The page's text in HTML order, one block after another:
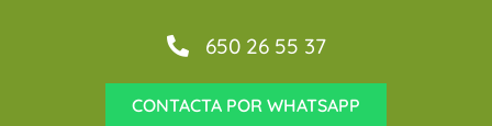
650 26 55 37
CONTACTA POR WHATSAPP